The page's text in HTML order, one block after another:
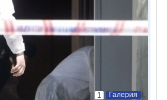
Галерия
1